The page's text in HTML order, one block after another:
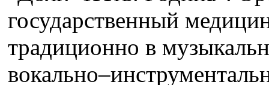
государственный
традиционно в